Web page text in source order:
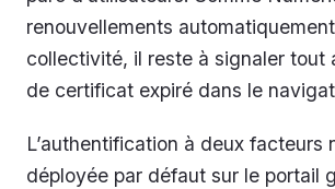
renouvellements
collectivité, il reste à signaler tout
de certificat expiré dans le
L’authentification à deux facteurs
déployée par défaut sur le portail